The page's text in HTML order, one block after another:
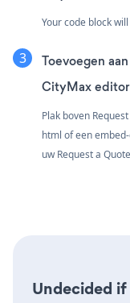
Your code block
Toevoegen
CityMax editor
Plak boven
html of een
uw Request a
Undecided